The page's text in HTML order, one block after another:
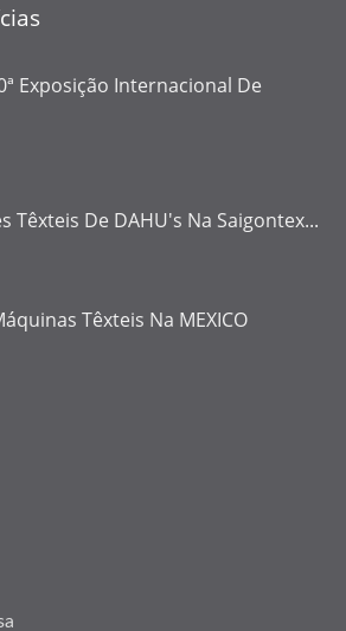
Exposição Internacional De
Têxteis De DAHU's Na Saigontex...
Têxteis Na MEXICO